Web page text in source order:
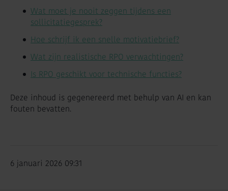
Wat moet je nooit zeggen tijdens een
sollicitatiegesprek?
Hoe schrijf ik een snelle motivatiebrief?
Wat zijn realistische RPO verwachtingen?
Is RPO geschikt voor technische functies?
Deze inhoud is gegenereerd met behulp van AI en kan
fouten bevatten.
6 januari 2026 09:31